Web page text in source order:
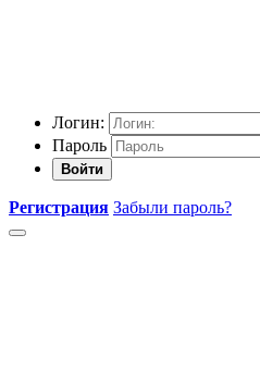
Логин:
Пароль
Войти
Регистрация Забыли пароль?